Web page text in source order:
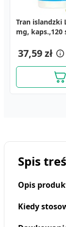
Tran islandzki
mg, kaps.,120
37,59 zł
Apicard, płyn,
30,79 zł
Calcium Teva,
musujące, 14
Spis
Opis
Kiedy